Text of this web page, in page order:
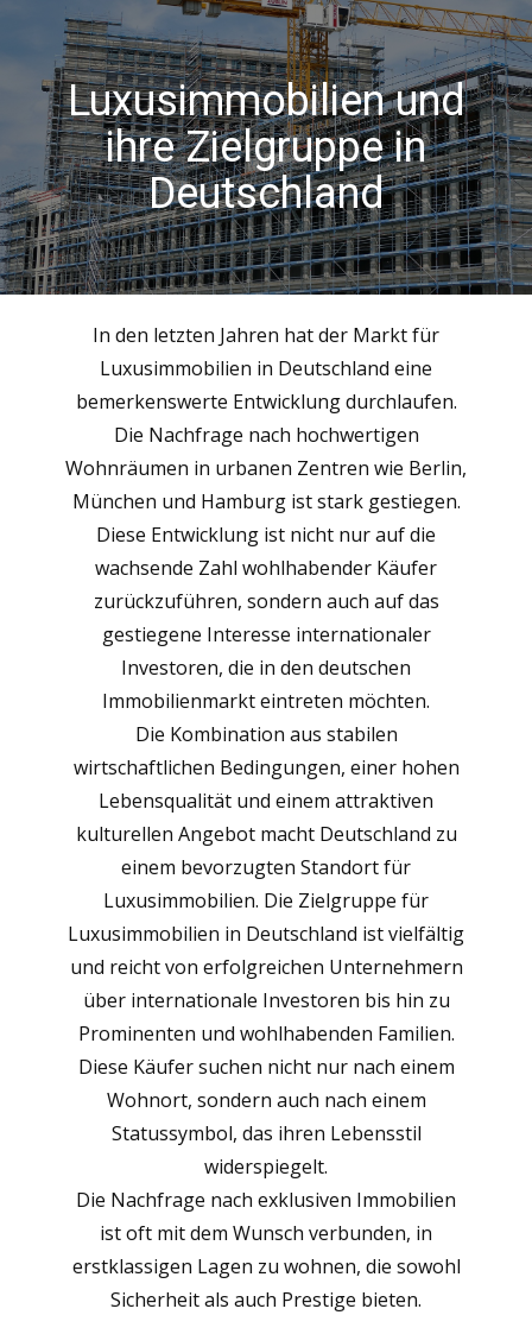
Luxusimmobilien und
ihre Zielgruppe in
Deutschland
In den letzten Jahren hat der Markt für
Luxusimmobilien in Deutschland eine
bemerkenswerte Entwicklung durchlaufen.
Die Nachfrage nach hochwertigen
Wohnräumen in urbanen Zentren wie Berlin,
München und Hamburg ist stark gestiegen.
Diese Entwicklung ist nicht nur auf die
wachsende Zahl wohlhabender Käufer
zurückzuführen, sondern auch auf das
gestiegene Interesse internationaler
Investoren, die in den deutschen
Immobilienmarkt eintreten möchten.
Die Kombination aus stabilen
wirtschaftlichen Bedingungen, einer hohen
Lebensqualität und einem attraktiven
kulturellen Angebot macht Deutschland zu
einem bevorzugten Standort für
Luxusimmobilien. Die Zielgruppe für
Luxusimmobilien in Deutschland ist vielfältig
und reicht von erfolgreichen Unternehmern
über internationale Investoren bis hin zu
Prominenten und wohlhabenden Familien.
Diese Käufer suchen nicht nur nach einem
Wohnort, sondern auch nach einem
Statussymbol, das ihren Lebensstil
widerspiegelt.
Die Nachfrage nach exklusiven Immobilien
ist oft mit dem Wunsch verbunden, in
erstklassigen Lagen zu wohnen, die sowohl
Sicherheit als auch Prestige bieten.